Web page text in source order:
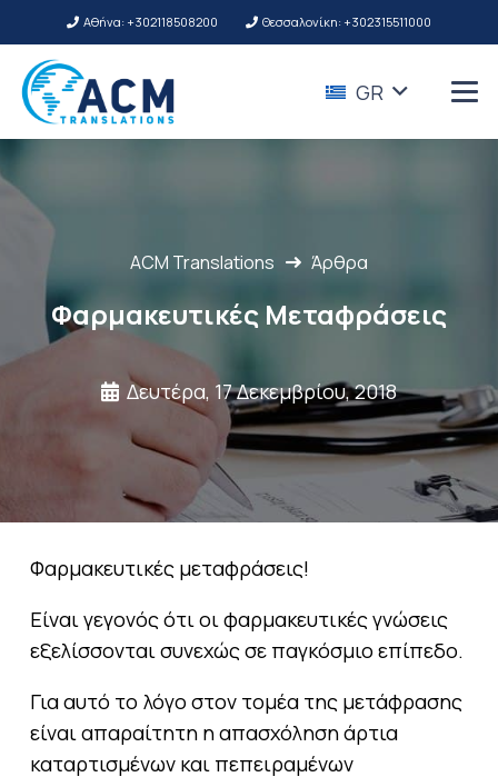
Αθήνα: +302118508200 Θεσσαλονίκη: +302315511000
GR
ACM Translations Άρθρα
Φαρμακευτικές Μεταφράσεις
Δευτέρα, 17 Δεκεμβρίου, 2018
Φαρμακευτικές μεταφράσεις!
Είναι γεγονός ότι οι φαρμακευτικές γνώσεις
εξελίσσονται συνεχώς σε παγκόσμιο επίπεδο.
Για αυτό το λόγο στον τομέα της μετάφρασης
είναι απαραίτητη η απασχόληση άρτια
καταρτισμένων και πεπειραμένων